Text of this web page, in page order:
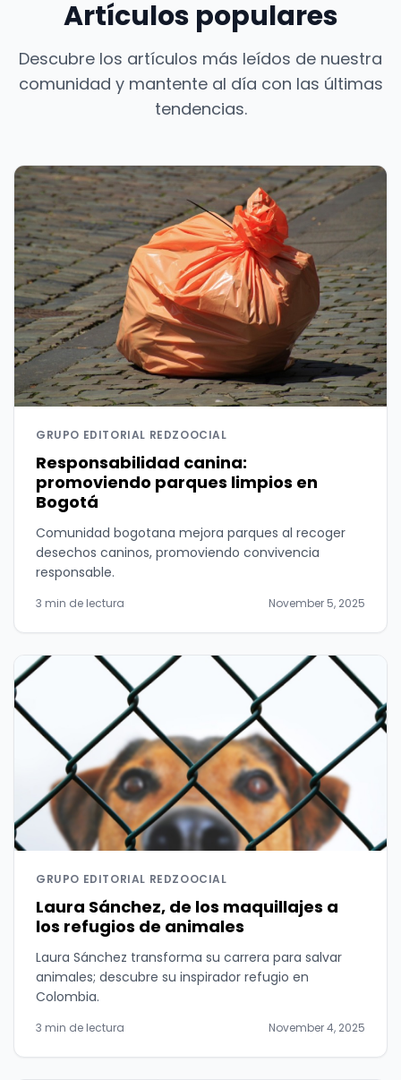
Artículos populares
Descubre los artículos más leídos de nuestra
comunidad y mantente al día con las últimas
tendencias.
GRUPO EDITORIAL REDZOOCIAL
Responsabilidad canina:
promoviendo parques limpios en
Bogotá
Comunidad bogotana mejora parques al recoger
desechos caninos, promoviendo convivencia
responsable.
3 min de lectura November 5, 2025
GRUPO EDITORIAL REDZOOCIAL
Laura Sánchez, de los maquillajes a
los refugios de animales
Laura Sánchez transforma su carrera para salvar
animales; descubre su inspirador refugio en
Colombia.
3 min de lectura November 4, 2025